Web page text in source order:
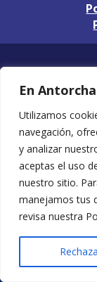
En
Utilizamos
navegación,
y analizar
aceptas el uso
nuestro sitio.
manejamos tus
revisa nuestra